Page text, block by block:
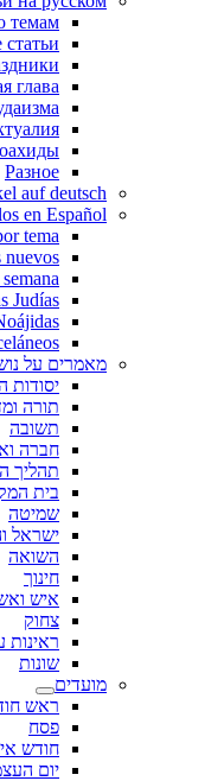
темам
глава
Разное
auf deutsch
en Español
tema
Judías
מאמרים על
יסודות
תורה
תשובה
חברה
תהליך
בית
שמיטה
ישראל
השואה
חינוך
איש
צחוק
שונות
מועדים
ראש
פסח
חודש
יום